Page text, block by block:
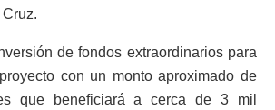
de fondos extraordinarios para
con un monto aproximado de
que beneficiará a cerca de 3 mil